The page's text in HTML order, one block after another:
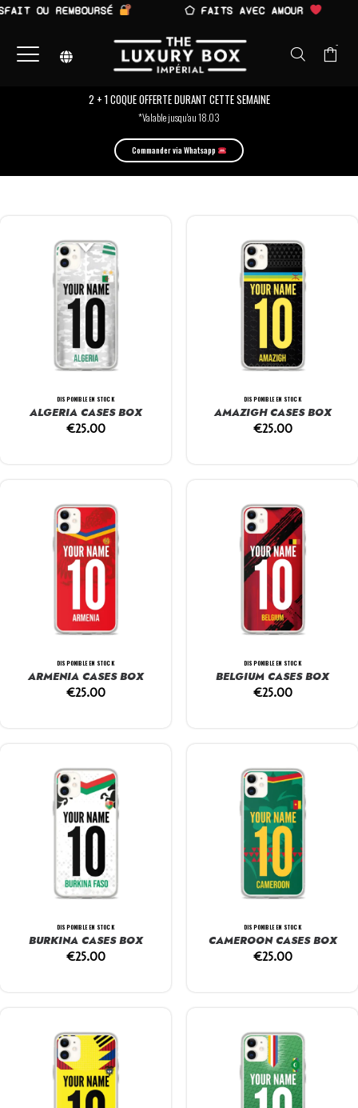
OU REMBOURSÉ ⬠ FAITS AVEC AMOUR
-
2 + 1 COQUE OFFERTE DURANT CETTE SEMAINE
*Valable jusqu'au 18.03
Commander via Whatsapp
DISPONIBLE EN STOCK
ALGERIA CASES BOX
€25.00
DISPONIBLE EN STOCK
AMAZIGH CASES BOX
€25.00
DISPONIBLE EN STOCK
ARMENIA CASES BOX
€25.00
DISPONIBLE EN STOCK
BELGIUM CASES BOX
€25.00
DISPONIBLE EN STOCK
BURKINA CASES BOX
€25.00
DISPONIBLE EN STOCK
CAMEROON CASES BOX
€25.00